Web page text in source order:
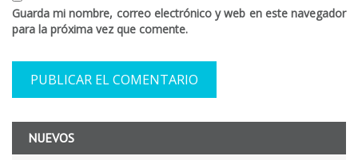
Guarda mi nombre, correo electrónico y web en este navegador
para la próxima vez que comente.
NUEVOS